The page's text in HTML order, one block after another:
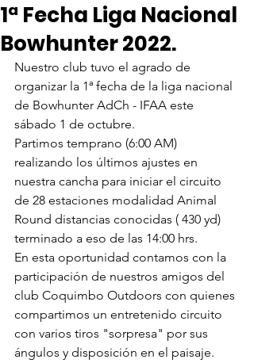
1ª Fecha Liga Nacional
Bowhunter 2022.
Nuestro club tuvo el agrado de
organizar la 1ª fecha de la liga nacional
de Bowhunter AdCh - IFAA este
sábado 1 de octubre.
Partimos temprano (6:00 AM)
realizando los últimos ajustes en
nuestra cancha para iniciar el circuito
de 28 estaciones modalidad Animal
Round distancias conocidas ( 430 yd)
terminado a eso de las 14:00 hrs.
En esta oportunidad contamos con la
participación de nuestros amigos del
club Coquimbo Outdoors con quienes
compartimos un entretenido circuito
con varios tiros "sorpresa" por sus
ángulos y disposición en el paisaje.